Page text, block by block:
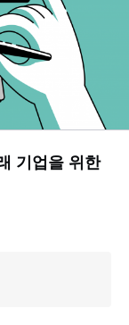
기업을 위한